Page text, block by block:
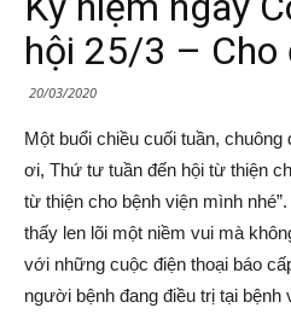
hội 25/3 – Cho
20/03/2020
Một buổi chiều cuối tuần, chuông
ơi, Thứ tư tuần đến hội từ thiện
từ thiện cho bệnh viện mình
thấy len lõi một niềm vui mà
với những cuộc điện thoại báo
người bệnh đang điều trị tại bệnh